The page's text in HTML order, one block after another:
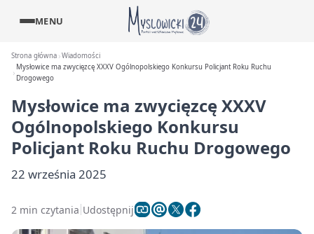
MENU
Strona główna Wiadomości
Mysłowice ma zwycięzcę XXXV Ogólnopolskiego Konkursu Policjant Roku Ruchu
Drogowego
Mysłowice ma zwycięzcę XXXV
Ogólnopolskiego Konkursu
Policjant Roku Ruchu Drogowego
22 września 2025
2 min czytania Udostępnij